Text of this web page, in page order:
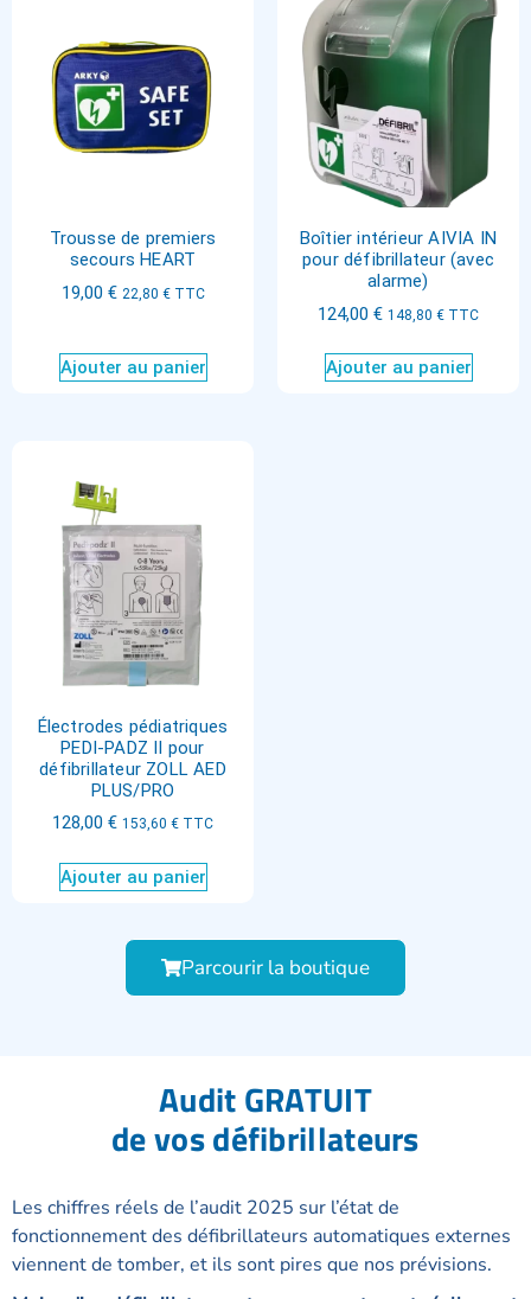
Trousse de premiers
secours HEART
19,00 € 22,80 €TTC
Ajouter au panier
Boîtier intérieur AIVIA IN
pour défibrillateur (avec
alarme)
124,00 € 148,80 € TTC
Ajouter au panier
Électrodes pédiatriques
PEDI-PADZ II pour
défibrillateur ZOLL AED
PLUS/PRO
128,00 € 153,60 € TTC
Ajouter au panier
Parcourir la boutique
Audit GRATUIT
de vos défibrillateurs
Les chiffres réels de l’audit 2025 sur l’état de
fonctionnement des défibrillateurs automatiques externes
viennent de tomber, et ils sont pires que nos prévisions.